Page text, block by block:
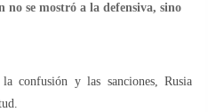
se mostró a la defensiva, sino
confusión y las sanciones, Rusia